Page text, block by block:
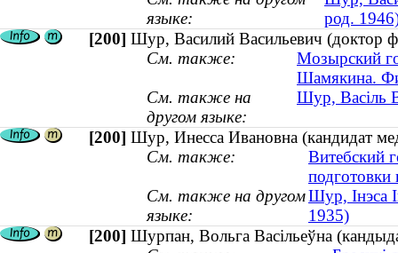
языке:
род.
[200] Шур, Василий Васильевич (доктор
См. также:
Мозырский
Шамякина.
См. также на
другом языке:
Шур, Васіль
[200] Шур, Инесса Ивановна (кандидат
См. также:
Витебский
См. также на другом
языке:
Шур, Інэса
1935)
[200] Шурпан, Вольга Васільеўна